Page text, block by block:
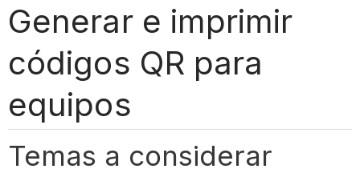
Generar e imprimir
códigos QR para
equipos
Temas a considerar